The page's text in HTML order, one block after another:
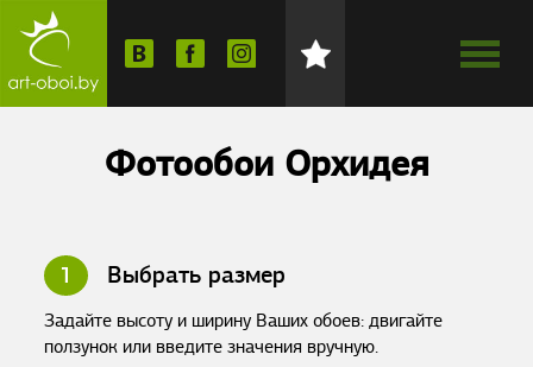
Фотообои Орхидея
1 Выбрать размер
Задайте высоту и ширину Ваших обоев: двигайте
ползунок или введите значения вручную.